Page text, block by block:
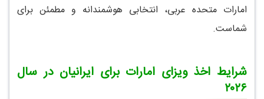
امارات متحده عربی، انتخابی هوشمندانه و مطمئن برای
شماست.
شرایط اخذ ویزای امارات برای ایرانیان در سال
۲۰۲۶